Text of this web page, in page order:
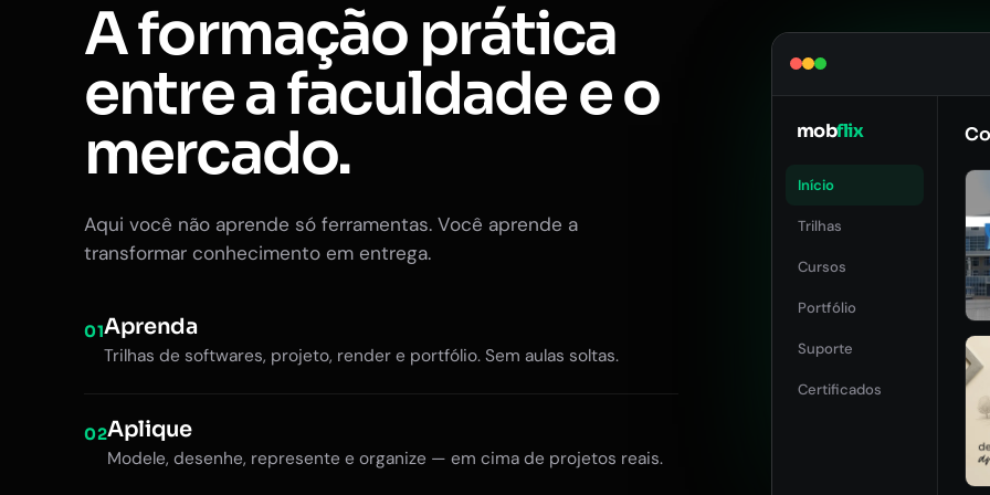
A formação prática
entre a faculdade e o
mercado.
Aqui você não aprende só ferramentas. Você aprende a
transformar conhecimento em entrega.
01Aprenda
Trilhas de softwares, projeto, render e portfólio. Sem aulas soltas.
02Aplique
Modele, desenhe, represente e organize — em cima de projetos reais.
mobflix
Início
Trilhas
Cursos
Portfólio
Suporte
Certificados